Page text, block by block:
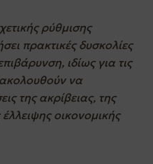
ρύθμισης
πρακτικές δυσκολίες
ιδίως για τις
να
της ακρίβειας, της
οικονομικής